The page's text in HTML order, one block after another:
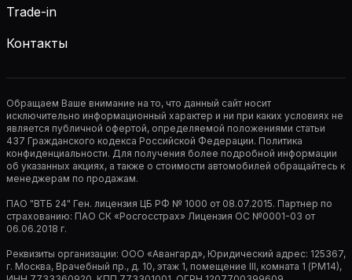
Trade-in
Контакты
Обращаем Ваше внимание на то, что данный сайт носит
исключительно информационный характер и ни при каких условиях не
является публичной офертой, определяемой положениями статьи
437 Гражданского кодекса Российской Федерации. Политика
конфиденциальности. Для получения более подробной информации
об указанных акциях, а также о стоимости автомобилей обращайтесь к
менеджерам по продажам.
ПАО "ВТБ 24" Ген. лицензия ЦБ РФ № 1000 от 08.07.2015. Партнер по
страхованию: ПАО СК «Росгосстрах» Лицензия ОС №0001-03 от
06.06.2018 г.
Реквизиты организации: ООО «Авангард», Юридический адрес: 125367,
г. Москва, Врачебный пр., д. 10, этаж 1, помещение III, комната 1 (РМ14),